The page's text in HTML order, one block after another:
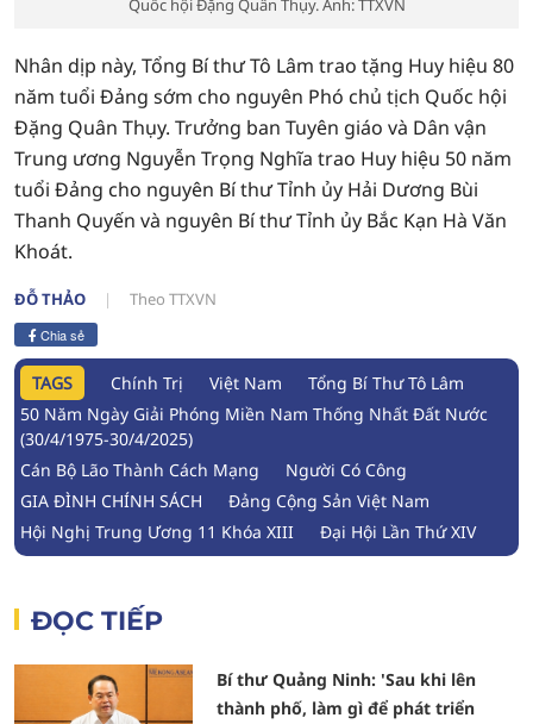
Quốc hội Đặng Quân Thụy. Ảnh: TTXVN
Nhân dịp này, Tổng Bí thư Tô Lâm trao tặng Huy hiệu 80
năm tuổi Đảng sớm cho nguyên Phó chủ tịch Quốc hội
Đặng Quân Thụy. Trưởng ban Tuyên giáo và Dân vận
Trung ương Nguyễn Trọng Nghĩa trao Huy hiệu 50 năm
tuổi Đảng cho nguyên Bí thư Tỉnh ủy Hải Dương Bùi
Thanh Quyến và nguyên Bí thư Tỉnh ủy Bắc Kạn Hà Văn
Khoát.
ĐỖ THẢO Theo TTXVN
Chia sẻ
TAGS Chính Trị Việt Nam
Tổng Bí Thư Tô Lâm
50 Năm Ngày Giải Phóng Miền Nam Thống Nhất Đất Nước
(30/4/1975-30/4/2025)
Cán Bộ Lão Thành Cách Mạng
Người Có Công
GIA ĐÌNH CHÍNH SÁCH
Đảng Cộng Sản Việt Nam
Hội Nghị Trung Ương 11 Khóa XIII
Đại Hội Lần Thứ XIV
ĐỌC TIẾP
Bí thư Quảng Ninh: 'Sau khi lên
thành phố, làm gì để phát triển